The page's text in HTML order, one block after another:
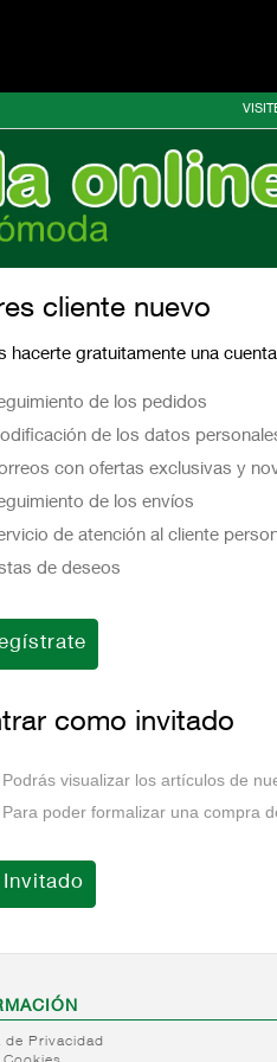
cliente nuevo
hacerte gratuitamente una
de los pedidos
de los datos
con ofertas exclusivas y
de los envíos
de atención al cliente
de deseos
como invitado
Podrás visualizar los artículos de
Para poder formalizar una compra
de Privacidad